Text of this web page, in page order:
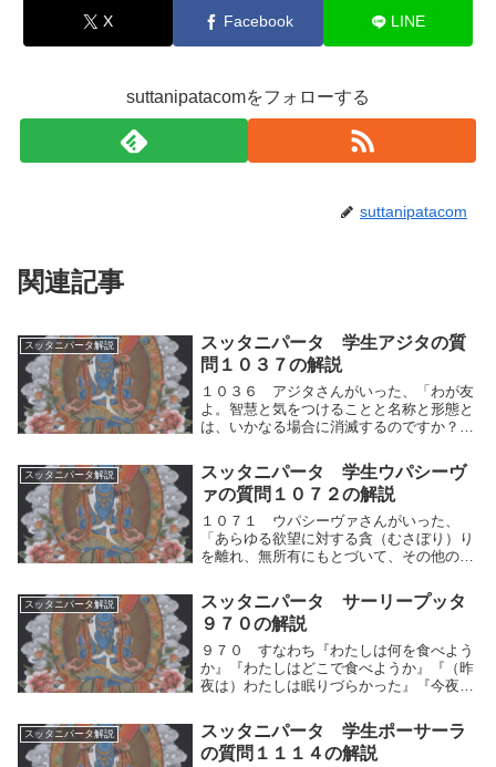
X Facebook LINE
suttanipatacomをフォローする
suttanipatacom
関連記事
スッタニパータ解説
スッタニパータ 学生アジタの質
問１０３７の解説
１０３６ アジタさんがいった、「わが友
よ。智慧と気をつけることと名称と形態と
は、いかなる場合に消滅するのですか？お
てください。」１０３７ 「アジタよ。そ
なたが質問したことを、わたしはそなたに
語ろう。識別...
スッタニパータ解説
スッタニパータ 学生ウパシーヴ
ァの質問１０７２の解説
１０７１ ウパシーヴァさんがいった、
「あらゆる欲望に対する貪（むさぼり）り
を離れ、無所有にもとづいて、その他のも
いて解脱した人、ーかれは退きあともどり
することなく、そこに安住するでありまし
ょうか？」１０...
スッタニパータ解説
スッタニパータ サーリープッタ
９７０の解説
９７０ すなわち『わたしは何を食べよう
か』『わたしはどこで食べようか』『（昨
夜は）わたしは眠りづらかった』『今夜は
学ぶ人は、これら（四つの）憂いに導く思
慮を抑制せよ。すなわち両極端の運動に赴
くような『わ...
スッタニパータ解説
スッタニパータ 学生ポーサーラ
の質問１１１４の解説